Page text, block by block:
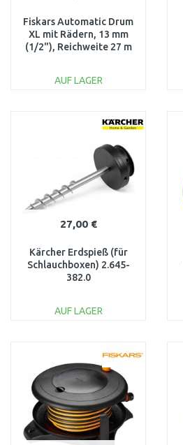
Fiskars Automatic Drum
XL mit Rädern, 13 mm
(1/2"), Reichweite 27 m
AUF LAGER
27,00 €
Kärcher Erdspieß (für
Schlauchboxen) 2.645-
382.0
AUF LAGER
Vergleichen